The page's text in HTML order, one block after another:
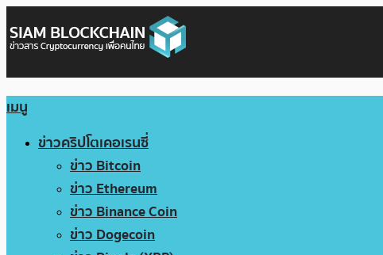
เมนู
ข่าวคริปโตเคอเรนซี่
ข่าว Bitcoin
ข่าว Ethereum
ข่าว Binance Coin
ข่าว Dogecoin